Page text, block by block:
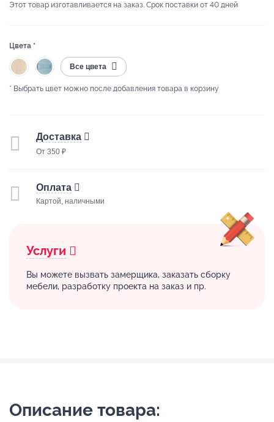
Этот товар изготавливается на заказ. Срок поставки от 40 дней
Цвета *
Все цвета
* Выбрать цвет можно после добавления товара в корзину
Доставка
От 350 ₽
Оплата
Картой, наличными
Услуги
Вы можете вызвать замерщика, заказать сборку
мебели, разработку проекта на заказ и пр.
Описание товара: